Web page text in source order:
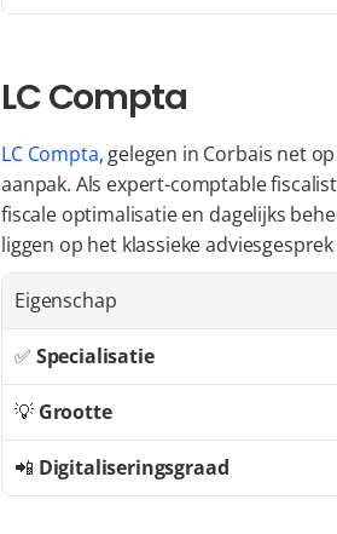
LC Compta
LC Compta, gelegen in Corbais net
aanpak. Als expert-comptable
fiscale optimalisatie en dagelijks
liggen op het klassieke
Eigenschap
✅ Specialisatie
💡 Grootte
📲 Digitaliseringsgraad